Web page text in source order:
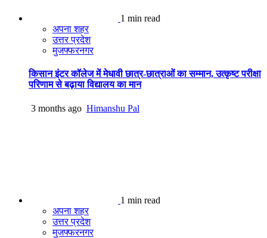
1 min read
अपना शहर
उत्तर प्रदेश
मुजफ्फरनगर
किसान इंटर कॉलेज में मेधावी छात्र-छात्राओं का सम्मान, उत्कृष्ट परीक्षा
परिणाम से बढ़ाया विद्यालय का मान
3 months ago Himanshu Pal
1 min read
अपना शहर
उत्तर प्रदेश
मुजफ्फरनगर